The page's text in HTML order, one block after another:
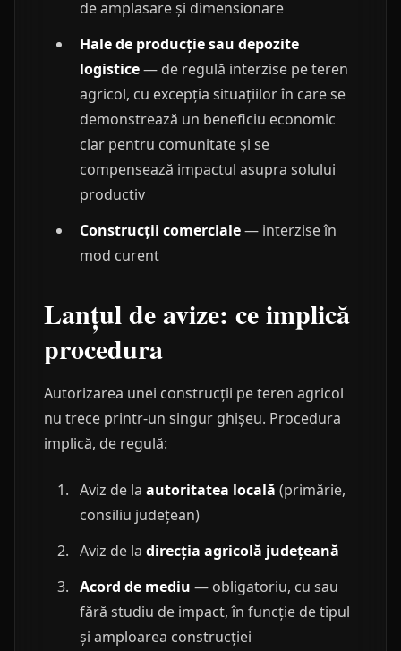
de amplasare și dimensionare
Hale de producție sau depozite
logistice— de regulă interzise pe teren
agricol, cu excepția situațiilor în care se
demonstrează un beneficiu economic
clar pentru comunitate și se
compensează impactul asupra solului
productiv
Construcții comerciale— interzise în
mod curent
Lanțul de avize: ce implică
procedura
Autorizarea unei construcții pe teren agricol
nu trece printr-un singur ghișeu. Procedura
implică, de regulă:
Aviz de la autoritatea locală (primărie,
consiliu județean)
Aviz de la direcția agricolă județeană
Acord de mediu — obligatoriu, cu sau
fără studiu de impact, în funcție de tipul
și amploarea construcției